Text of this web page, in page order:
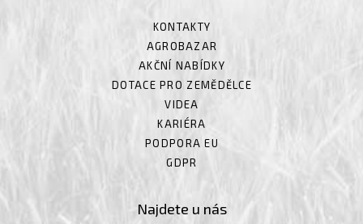
KONTAKTY
AGROBAZAR
AKČNÍ NABÍDKY
DOTACE PRO ZEMĚDĚLCE
VIDEA
KARIÉRA
PODPORA EU
GDPR
Najdete u nás